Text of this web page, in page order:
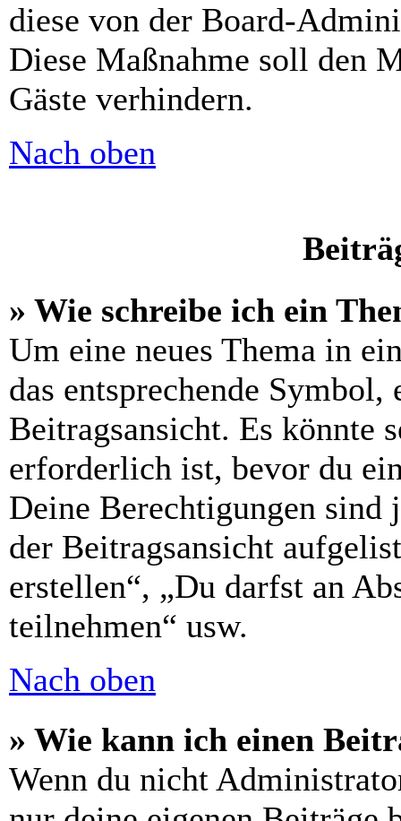
diese von der Board-
Diese Maßnahme soll den
Gäste verhindern.
Nach oben
» Wie schreibe ich ein
Um eine neues Thema in
das entsprechende
Beitragsansicht. Es könnte
erforderlich ist, bevor du
Deine Berechtigungen sind
der Beitragsansicht
erstellen“, „Du darfst an
teilnehmen“ usw.
Nach oben
» Wie kann ich einen
Wenn du nicht